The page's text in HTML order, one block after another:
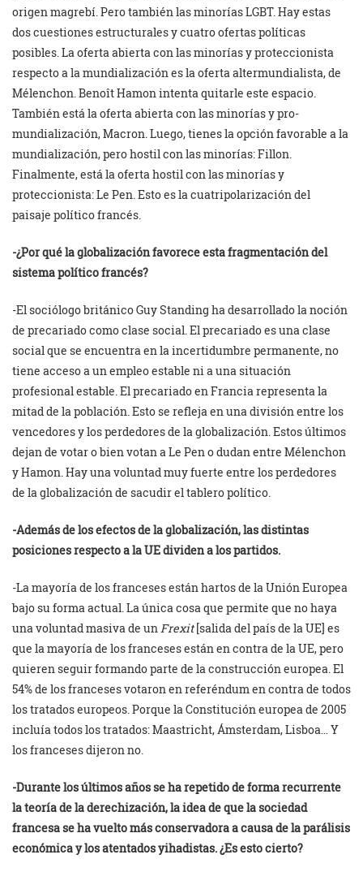
origen magrebí. Pero también las minorías LGBT. Hay estas
dos cuestiones estructurales y cuatro ofertas políticas
posibles. La oferta abierta con las minorías y proteccionista
respecto a la mundialización es la oferta altermundialista, de
Mélenchon. Benoît Hamon intenta quitarle este espacio.
También está la oferta abierta con las minorías y pro-
mundialización, Macron. Luego, tienes la opción favorable a la
mundialización, pero hostil con las minorías: Fillon.
Finalmente, está la oferta hostil con las minorías y
proteccionista: Le Pen. Esto es la cuatripolarización del
paisaje político francés.
-¿Por qué la globalización favorece esta fragmentación del
sistema político francés?
-El sociólogo británico Guy Standing ha desarrollado la noción
de precariado como clase social. El precariado es una clase
social que se encuentra en la incertidumbre permanente, no
tiene acceso a un empleo estable ni a una situación
profesional estable. El precariado en Francia representa la
mitad de la población. Esto se refleja en una división entre los
vencedores y los perdedores de la globalización. Estos últimos
dejan de votar o bien votan a Le Pen o dudan entre Mélenchon
y Hamon. Hay una voluntad muy fuerte entre los perdedores
de la globalización de sacudir el tablero político.
-Además de los efectos de la globalización, las distintas
posiciones respecto a la UE dividen a los partidos.
-La mayoría de los franceses están hartos de la Unión Europea
bajo su forma actual. La única cosa que permite que no haya
una voluntad masiva de un Frexit[salida del país de la UE] es
que la mayoría de los franceses están en contra de la UE, pero
quieren seguir formando parte de la construcción europea. El
54% de los franceses votaron en referéndum en contra de todos
los tratados europeos. Porque la Constitución europea de 2005
incluía todos los tratados: Maastricht, Ámsterdam, Lisboa… Y
los franceses dijeron no.
-Durante los últimos años se ha repetido de forma recurrente
la teoría de la derechización, la idea de que la sociedad
francesa se ha vuelto más conservadora a causa de la parálisis
económica y los atentados yihadistas. ¿Es esto cierto?